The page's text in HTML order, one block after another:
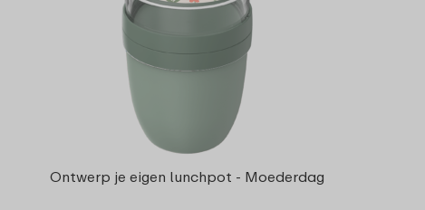
Ontwerp je eigen lunchpot - Moederdag